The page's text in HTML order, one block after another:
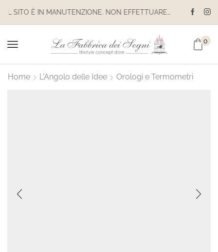
IL SITO È IN MANUTENZIONE. NON EFFETTUARE ACQUISTI. LE SPEDIZIONI SONO SOSPESE
0
Home L'Angolo delle Idee Orologi e Termometri